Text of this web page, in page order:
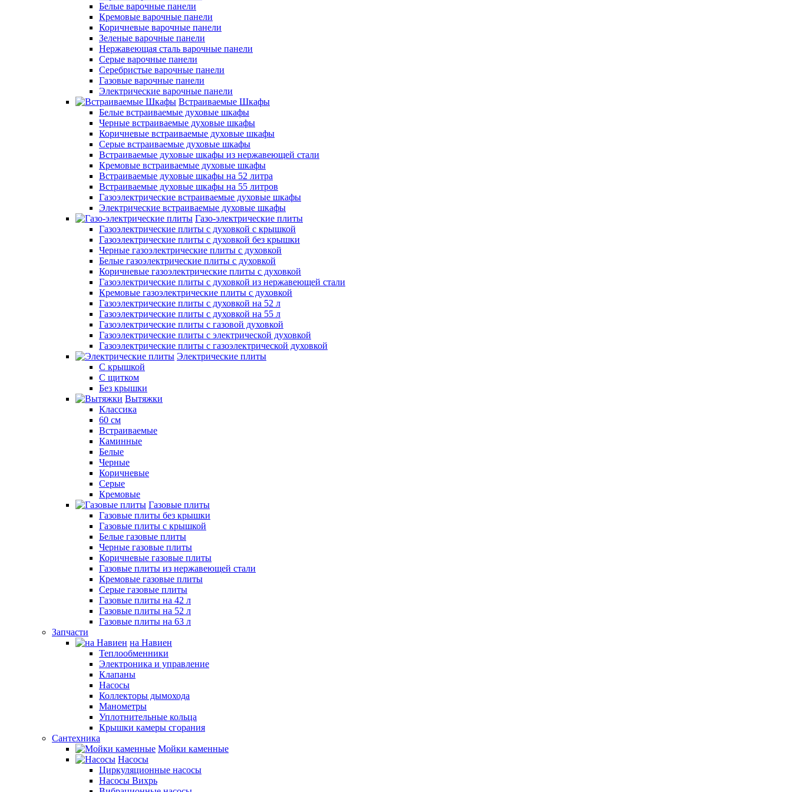
Белые варочные панели
Кремовые варочные панели
Коричневые варочные панели
Зеленые варочные панели
Нержавеющая сталь варочные панели
Серые варочные панели
Серебристые варочные панели
Газовые варочные панели
Электрические варочные панели
Встраиваемые Шкафы
Белые встраиваемые духовые шкафы
Черные встраиваемые духовые шкафы
Коричневые встраиваемые духовые шкафы
Серые встраиваемые духовые шкафы
Встраиваемые духовые шкафы из нержавеющей стали
Кремовые встраиваемые духовые шкафы
Встраиваемые духовые шкафы на 52 литра
Встраиваемые духовые шкафы на 55 литров
Газоэлектрические встраиваемые духовые шкафы
Электрические встраиваемые духовые шкафы
Газо-электрические плиты
Газоэлектрические плиты с духовкой с крышкой
Газоэлектрические плиты с духовкой без крышки
Черные газоэлектрические плиты с духовкой
Белые газоэлектрические плиты с духовкой
Коричневые газоэлектрические плиты с духовкой
Газоэлектрические плиты с духовкой из нержавеющей стали
Кремовые газоэлектрические плиты с духовкой
Газоэлектрические плиты с духовкой на 52 л
Газоэлектрические плиты с духовкой на 55 л
Газоэлектрические плиты с газовой духовкой
Газоэлектрические плиты с электрической духовкой
Газоэлектрические плиты с газоэлектрической духовкой
Электрические плиты
С крышкой
С щитком
Без крышки
Вытяжки
Классика
60 см
Встраиваемые
Каминные
Белые
Черные
Коричневые
Серые
Кремовые
Газовые плиты
Газовые плиты без крышки
Газовые плиты с крышкой
Белые газовые плиты
Черные газовые плиты
Коричневые газовые плиты
Газовые плиты из нержавеющей стали
Кремовые газовые плиты
Серые газовые плиты
Газовые плиты на 42 л
Газовые плиты на 52 л
Газовые плиты на 63 л
Запчасти
на Навиен
Теплообменники
Электроника и управление
Клапаны
Насосы
Коллекторы дымохода
Манометры
Уплотнительные кольца
Крышки камеры сгорания
Сантехника
Мойки каменные
Насосы
Циркуляционные насосы
Насосы Вихрь